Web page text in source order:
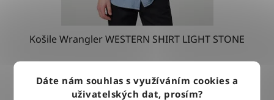
Dáte nám souhlas s využíváním cookies a
uživatelských dat, prosím?
Košile Wrangler WESTERN SHIRT LIGHT STONE
1 279 Kč